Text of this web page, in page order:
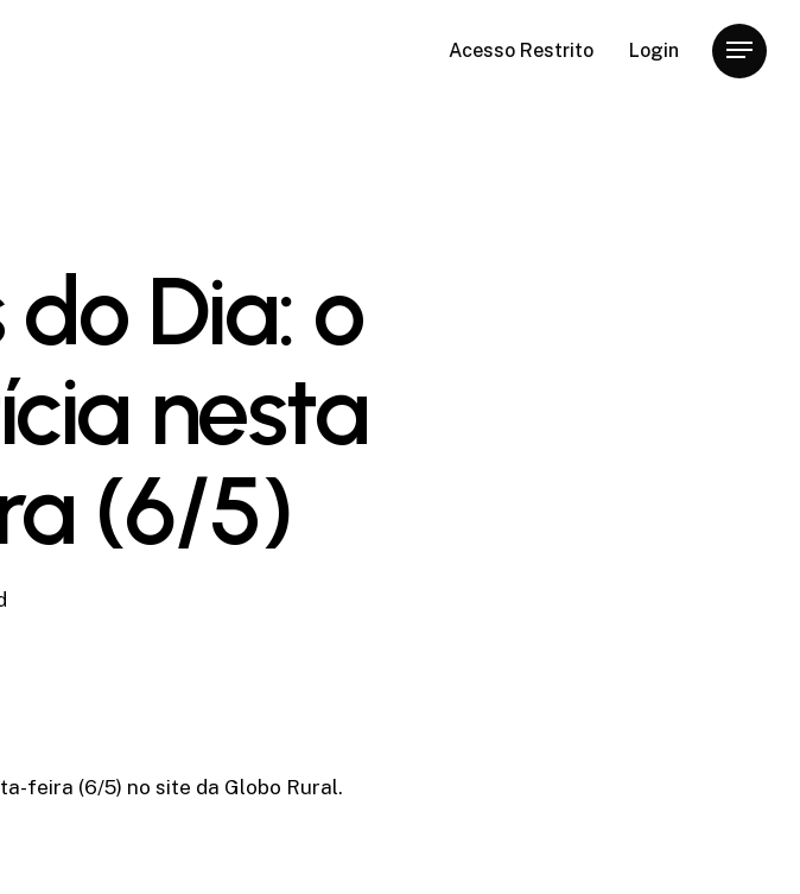
Acesso Restrito Login Menu
Dia: o
nesta
(6/5)
feira (6/5) no site da Globo Rural.